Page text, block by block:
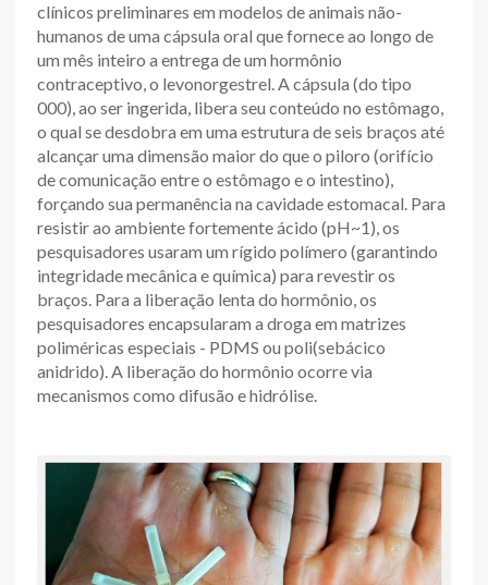
clínicos preliminares em modelos de animais não-
humanos de uma cápsula oral que fornece ao longo de
um mês inteiro a entrega de um hormônio
contraceptivo, o levonorgestrel. A cápsula (do tipo
000), ao ser ingerida, libera seu conteúdo no estômago,
o qual se desdobra em uma estrutura de seis braços até
alcançar uma dimensão maior do que o piloro (orifício
de comunicação entre o estômago e o intestino),
forçando sua permanência na cavidade estomacal. Para
resistir ao ambiente fortemente ácido (pH~1), os
pesquisadores usaram um rígido polímero (garantindo
integridade mecânica e química) para revestir os
braços. Para a liberação lenta do hormônio, os
pesquisadores encapsularam a droga em matrizes
poliméricas especiais - PDMS ou poli(sebácico
anidrido). A liberação do hormônio ocorre via
mecanismos como difusão e hidrólise.